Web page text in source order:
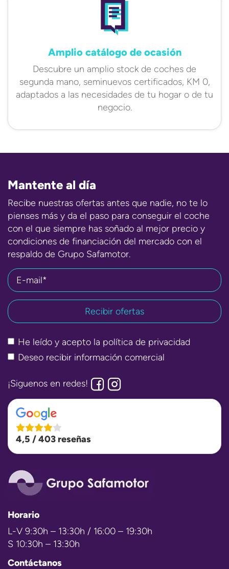
Amplio catálogo de ocasión
Descubre un amplio stock de coches de
segunda mano, seminuevos certificados, KM 0,
adaptados a las necesidades de tu hogar o de tu
negocio.
Mantente al día
Recibe nuestras ofertas antes que nadie, no te lo
pienses más y da el paso para conseguir el coche
con el que siempre has soñado al mejor precio y
condiciones de financiación del mercado con el
respaldo de Grupo Safamotor.
E-mail*
He leído y acepto la política de privacidad
Deseo recibir información comercial
¡Siguenos en redes!
4,5 / 403 reseñas
Horario
L-V 9:30h – 13:30h / 16:00 – 19:30h
S 10:30h – 13:30h
Contáctanos